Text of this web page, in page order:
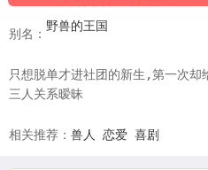
别名：
野兽的王国
只想脱单才进社团的新生,第一次
三人关系暧昧
相关推荐： 兽人 恋爱 喜剧